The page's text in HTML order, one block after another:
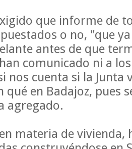
que informe de
o no, "que
antes de que
comunicado ni a
nos cuenta si la Junta
qué en Badajoz, pues
agregado.
materia de vivienda,